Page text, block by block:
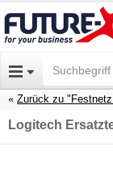
Zurück zu
Logitech